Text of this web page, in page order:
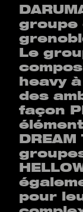
groupe
Le
heavy à
des
façon
DREAM
pour